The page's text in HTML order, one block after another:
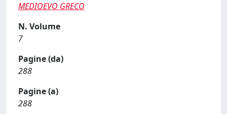
MEDIOEVO GRECO
N. Volume
7
Pagine (da)
288
Pagine (a)
288